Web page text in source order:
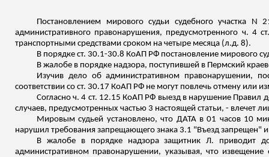
Постановлением мирового судьи судебного
административного правонарушения, предусмотренного ч. 4
транспортными средствами сроком на четыре месяца (л.д. 8).
В порядке ст. 30.1-30.8 КоАП РФ постановление мирового
В жалобе в порядке надзора, поступившей в Пермский
Изучив дело об административном правонарушении,
соответствии со ст. 30.17 КоАП РФ не могут повлечь отмену или
Согласно ч. 4 ст. 12.15 КоАП РФ выезд в нарушение Правил
случаев, предусмотренных частью 3 настоящей статьи, - влечет
Мировым судьей установлено, что ДАТА в 01 часов 10
нарушил требования запрещающего знака 3.1 "Въезд запрещен"
В жалобе в порядке надзора защитник Л. приводит
административном правонарушении, указывая, что